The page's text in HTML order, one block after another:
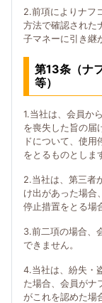
2.前項によりナフ
方法で確認された
子マネーに引き継
第13条（ナ
等）
1.当社は、会員か
を喪失した旨の届
ドについて、使用
をとるものとしま
2.当社は、第三者
け出があった場合
停止措置をとる場
3.前二項の場合、
できません。
4.当社は、紛失・
た場合、会員がナ
がこれを認めた場